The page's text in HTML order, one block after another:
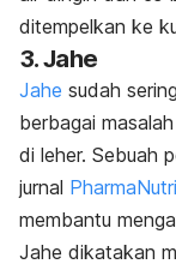
ditempelkan ke
3. Jahe
Jahe sudah
berbagai
di leher. Sebuah
jurnal
membantu
Jahe dikatakan